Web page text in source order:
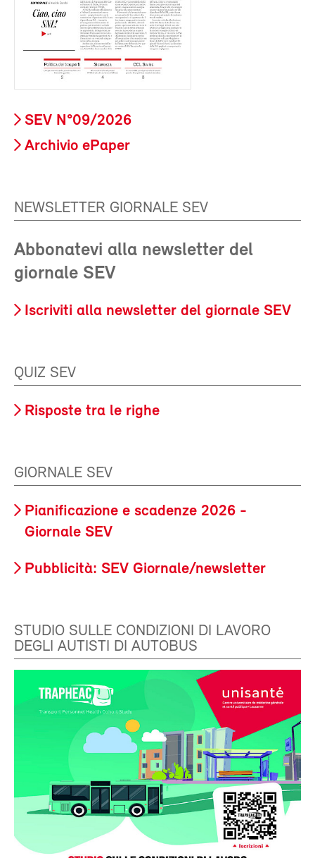
SEV N°09/2026
Archivio ePaper
NEWSLETTER GIORNALE SEV
Abbonatevi alla newsletter del
giornale SEV
Iscriviti alla newsletter del giornale SEV
QUIZ SEV
Risposte tra le righe
GIORNALE SEV
Pianificazione e scadenze 2026 -
Giornale SEV
Pubblicità: SEV Giornale/newsletter
STUDIO SULLE CONDIZIONI DI LAVORO
DEGLI AUTISTI DI AUTOBUS